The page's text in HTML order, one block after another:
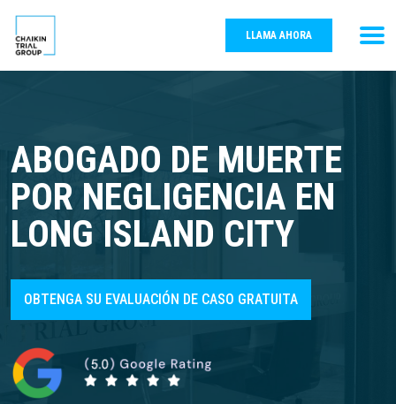
LLAMA AHORA
ABOGADO DE MUERTE
POR NEGLIGENCIA EN
LONG ISLAND CITY
OBTENGA SU EVALUACIÓN DE CASO GRATUITA